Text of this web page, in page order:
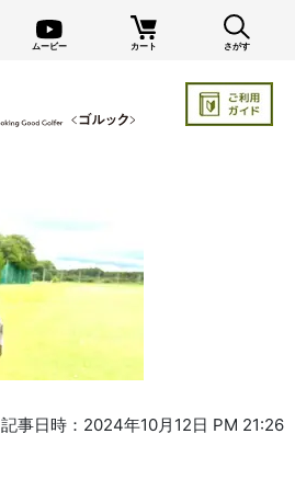
ムービー カート さがす
記事日時：2024年10月12日 PM 21:26